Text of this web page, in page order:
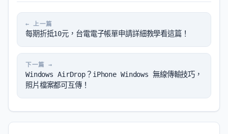
每期折抵10元，台電電子帳單申請詳細教學看這篇！
Windows AirDrop？iPhone Windows 無線傳輸技巧，
照片檔案都可互傳！